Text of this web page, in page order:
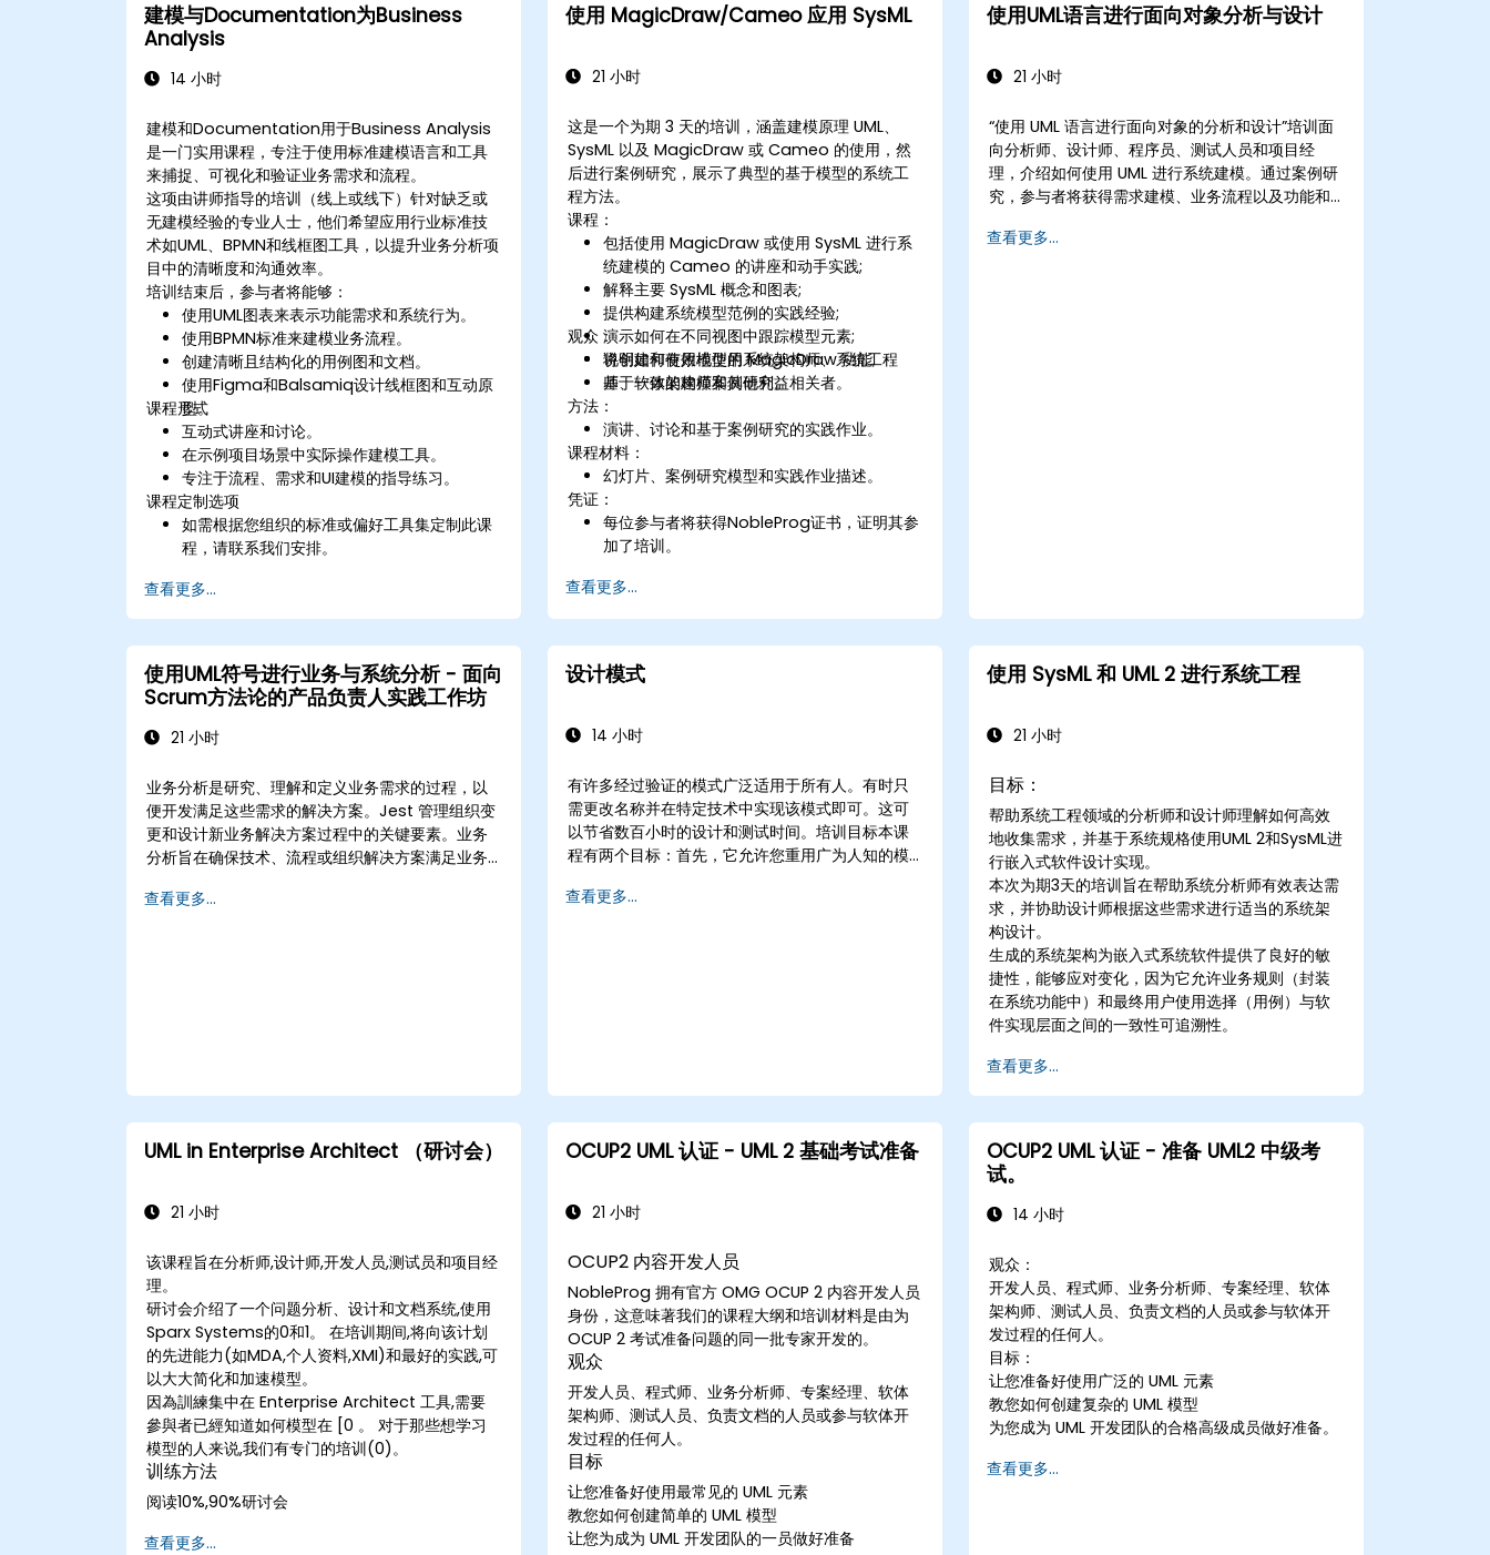
建模与Documentation为Business
Analysis
14 小时
建模和Documentation用于Business Analysis
是一门实用课程，专注于使用标准建模语言和工具
来捕捉、可视化和验证业务需求和流程。
这项由讲师指导的培训（线上或线下）针对缺乏或
无建模经验的专业人士，他们希望应用行业标准技
术如UML、BPMN和线框图工具，以提升业务分析项
目中的清晰度和沟通效率。
培训结束后，参与者将能够：
使用UML图表来表示功能需求和系统行为。
使用BPMN标准来建模业务流程。
创建清晰且结构化的用例图和文档。
使用Figma和Balsamiq设计线框图和互动原
型。
课程形式
互动式讲座和讨论。
在示例项目场景中实际操作建模工具。
专注于流程、需求和UI建模的指导练习。
课程定制选项
如需根据您组织的标准或偏好工具集定制此课
程，请联系我们安排。
查看更多...
使用 MagicDraw/Cameo 应用 SysML
21 小时
这是一个为期 3 天的培训，涵盖建模原理 UML、
SysML 以及 MagicDraw 或 Cameo 的使用，然
后进行案例研究，展示了典型的基于模型的系统工
程方法。
课程：
包括使用 MagicDraw 或使用 SysML 进行系
统建模的 Cameo 的讲座和动手实践;
解释主要 SysML 概念和图表;
提供构建系统模型范例的实践经验;
演示如何在不同视图中跟踪模型元素;
说明如何有效地使用 MagicDraw 功能;
基于一致的建模案例研究。
观众：
将创建和使用模型的系统架构师、系统工程
师、软体架构师和其他利益相关者。
方法：
演讲、讨论和基于案例研究的实践作业。
课程材料：
幻灯片、案例研究模型和实践作业描述。
凭证：
每位参与者将获得NobleProg证书，证明其参
加了培训。
查看更多...
使用UML语言进行面向对象分析与设计
21 小时
“使用 UML 语言进行面向对象的分析和设计”培训面
向分析师、设计师、程序员、测试人员和项目经
理，介绍如何使用 UML 进行系统建模。通过案例研
究，参与者将获得需求建模、业务流程以及功能和
分析模型、静态和动态设计阶段以及建模工具的实
查看更多...
使用UML符号进行业务与系统分析 - 面向
Scrum方法论的产品负责人实践工作坊
21 小时
业务分析是研究、理解和定义业务需求的过程，以
便开发满足这些需求的解决方案。Jest 管理组织变
更和设计新业务解决方案过程中的关键要素。业务
分析旨在确保技术、流程或组织解决方案满足业务
可行并完全满足业务需求，确保项目有效性和组织
查看更多...
设计模式
14 小时
有许多经过验证的模式广泛适用于所有人。有时只
需更改名称并在特定技术中实现该模式即可。这可
以节省数百小时的设计和测试时间。培训目标本课
程有两个目标：首先，它允许您重用广为人知的模
式。它帮助您评估模式如何降低成本，系统化设计
查看更多...
使用 SysML 和 UML 2 进行系统工程
21 小时
目标：
帮助系统工程领域的分析师和设计师理解如何高效
地收集需求，并基于系统规格使用UML 2和SysML进
行嵌入式软件设计实现。
本次为期3天的培训旨在帮助系统分析师有效表达需
求，并协助设计师根据这些需求进行适当的系统架
构设计。
生成的系统架构为嵌入式系统软件提供了良好的敏
捷性，能够应对变化，因为它允许业务规则（封装
在系统功能中）和最终用户使用选择（用例）与软
件实现层面之间的一致性可追溯性。
查看更多...
UML in Enterprise Architect （研讨会）
21 小时
该课程旨在分析师,设计师,开发人员,测试员和项目经
理。
研讨会介绍了一个问题分析、设计和文档系统,使用
Sparx Systems的0和1。 在培训期间,将向该计划
的先进能力(如MDA,个人资料,XMI)和最好的实践,可
以大大简化和加速模型。
因為訓練集中在 Enterprise Architect 工具,需要
參與者已經知道如何模型在 [0 。 对于那些想学习
模型的人来说,我们有专门的培训(0)。
训练方法
阅读10%,90%研讨会
查看更多...
OCUP2 UML 认证 - UML 2 基础考试准备
21 小时
OCUP2 内容开发人员
NobleProg 拥有官方 OMGOCUP 2 内容开发人员
身份，这意味著我们的课程大纲和培训材料是由为
OCUP 2 考试准备问题的同一批专家开发的。
观众
开发人员、程式师、业务分析师、专案经理、软体
架构师、测试人员、负责文档的人员或参与软体开
发过程的任何人。
目标
让您准备好使用最常见的 UML 元素
教您如何创建简单的 UML 模型
让您为成为 UML 开发团队的一员做好准备
OCUP2 UML 认证 - 准备 UML2 中级考
试。
14 小时
观众：
开发人员、程式师、业务分析师、专案经理、软体
架构师、测试人员、负责文档的人员或参与软体开
发过程的任何人。
目标：
让您准备好使用广泛的 UML 元素
教您如何创建复杂的 UML 模型
为您成为 UML 开发团队的合格高级成员做好准备。
查看更多...